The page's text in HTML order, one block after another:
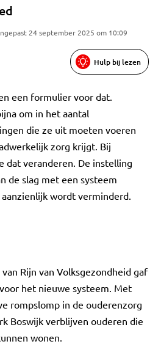
24 september 2025 om 10:09
Hulp bij lezen
een formulier voor dat.
om in het aantal
die ze uit moeten voeren
zorg krijgt. Bij
dat veranderen. De instelling
de slag met een systeem
wordt verminderd.
Rijn van Volksgezondheid gaf
het nieuwe systeem. Met
rompslomp in de ouderenzorg
Boswijk verblijven ouderen die
wonen.